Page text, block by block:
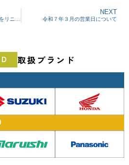
NEXT
令和７年３月の営業日について
取扱ブランド